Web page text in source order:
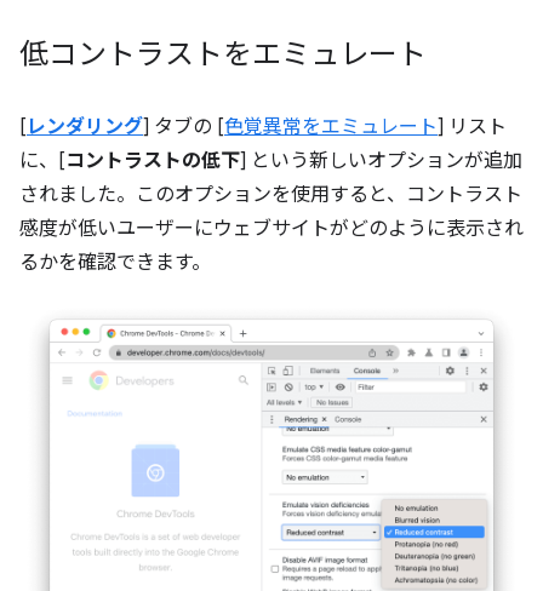
低コントラストをエミュレート
[ レンダリング] タブの [色覚異常をエミュレート] リスト
に、[コントラストの低下] という新しいオプションが追加
されました。このオプションを使用すると、コントラスト
感度が低いユーザーにウェブサイトがどのように表示され
るかを確認できます。